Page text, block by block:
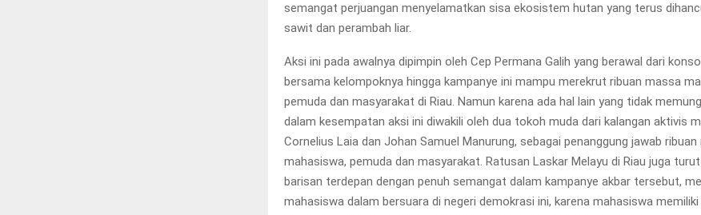
semangat perjuangan menyelamatkan sisa ekosistem hutan yang terus
sawit dan perambah liar.
Aksi ini pada awalnya dipimpin oleh Cep Permana Galih yang berawal dari
bersama kelompoknya hingga kampanye ini mampu merekrut ribuan massa
pemuda dan masyarakat di Riau. Namun karena ada hal lain yang tidak
dalam kesempatan aksi ini diwakili oleh dua tokoh muda dari kalangan aktivis
Cornelius Laia dan Johan Samuel Manurung, sebagai penanggung jawab
mahasiswa, pemuda dan masyarakat. Ratusan Laskar Melayu di Riau juga
barisan terdepan dengan penuh semangat dalam kampanye akbar tersebut,
mahasiswa dalam bersuara di negeri demokrasi ini, karena mahasiswa memiliki